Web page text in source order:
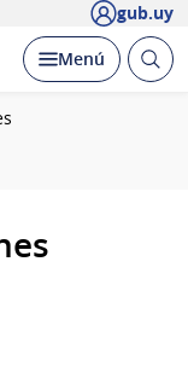
gub.uy
Desplegar
Menú Abrir